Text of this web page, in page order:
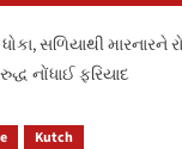
સળિયાથી મારનારને
નોંધાઈ ફરિયાદ
Kutch